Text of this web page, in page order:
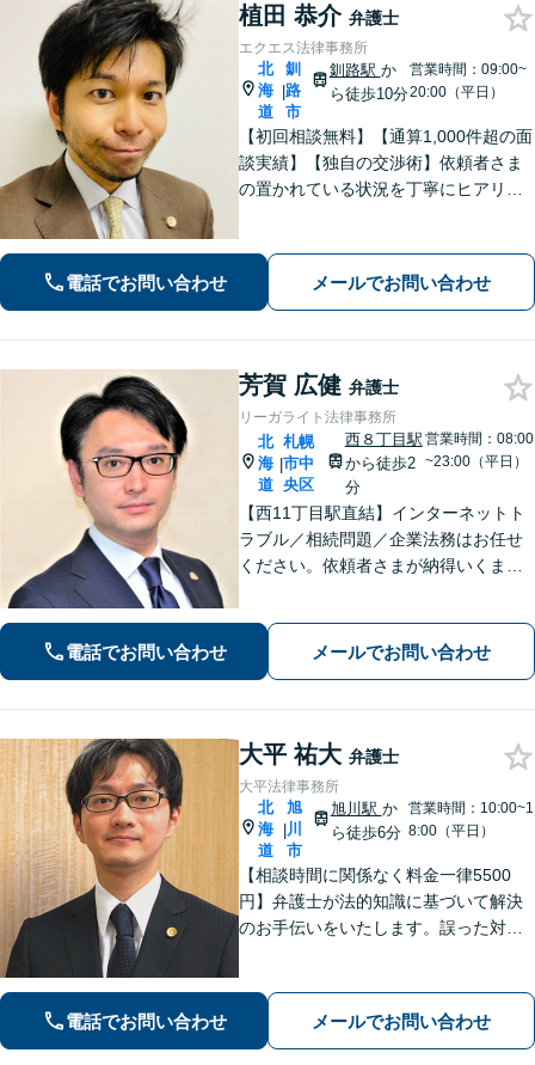
植田 恭介 弁護士
エクエス法律事務所
北
海
道
|
釧
路
市
釧路駅 か
ら徒歩10分
営業時間：09:00~
20:00（平日）
【初回相談無料】【通算1,000件超の面
談実績】【独自の交渉術】依頼者さま
の置かれている状況を丁寧にヒアリン
ら、難解な専門用語も噛み砕いて分か
りやすく説明するのが得意です。
電話でお問い合わせ メールでお問い合わせ
芳賀 広健 弁護士
リーガライト法律事務所
北
海
道
|
札幌
市中
央区
西８丁目駅
から徒歩2
分
営業時間：08:00
~23:00（平日）
【西11丁目駅直結】インターネットト
ラブル／相続問題／企業法務はお任せ
ください。依頼者さまが納得いくまで
最大化に尽力。【分割払い利用可】
【土日祝・夜間相談対応可】
電話でお問い合わせ メールでお問い合わせ
大平 祐大 弁護士
大平法律事務所
北
海
道
|
旭
川
市
旭川駅 か
ら徒歩6分
営業時間：10:00~1
8:00（平日）
【相談時間に関係なく料金一律5500
円】弁護士が法的知識に基づいて解決
のお手伝いをいたします。誤った対応
理・民事・刑事事件など幅広い対応が
可能です。
電話でお問い合わせ メールでお問い合わせ